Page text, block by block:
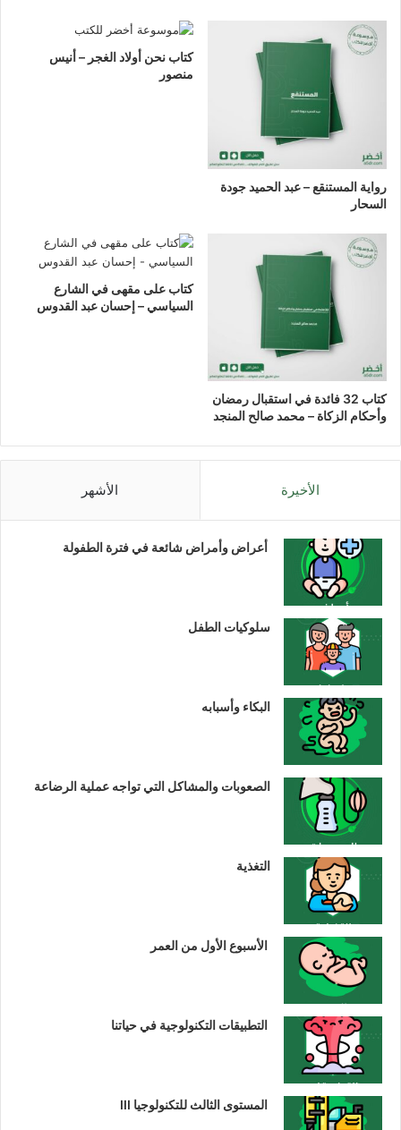
رواية المستنقع – عبد الحميد جودة
السحار
كتاب نحن أولاد الغجر – أنيس
منصور
كتاب 32 فائدة في استقبال رمضان
وأحكام الزكاة – محمد صالح المنجد
كتاب على مقهى في الشارع
السياسي – إحسان عبد القدوس
الأخيرة الأشهر
أعراض وأمراض شائعة في فترة الطفولة
سلوكيات الطفل
البكاء وأسبابه
الصعوبات والمشاكل التي تواجه عملية الرضاعة
التغذية
الأسبوع الأول من العمر
التطبيقات التكنولوجية في حياتنا
المستوى الثالث للتكنولوجيا III